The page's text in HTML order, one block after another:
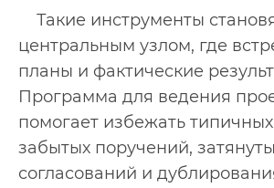
Такие инструменты
центральным узлом, где
планы и фактические
Программа для ведения
помогает избежать
забытых поручений,
согласований и